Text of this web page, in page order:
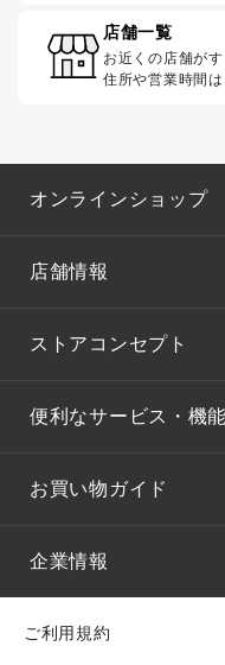
店舗一覧
お近くの店舗が
住所や営業時間
オンラインショップ
店舗情報
ストアコンセプト
便利なサービス・機能
お買い物ガイド
企業情報
ご利用規約